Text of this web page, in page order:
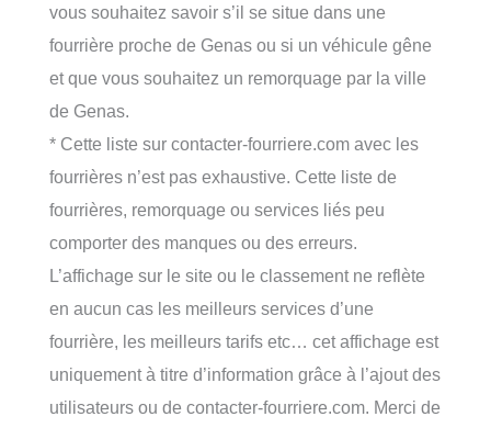
vous souhaitez savoir s’il se situe dans une
fourrière proche de Genas ou si un véhicule gêne
et que vous souhaitez un remorquage par la ville
de Genas.
* Cette liste sur contacter-fourriere.com avec les
fourrières n’est pas exhaustive. Cette liste de
fourrières, remorquage ou services liés peu
comporter des manques ou des erreurs.
L’affichage sur le site ou le classement ne reflète
en aucun cas les meilleurs services d’une
fourrière, les meilleurs tarifs etc… cet affichage est
uniquement à titre d’information grâce à l’ajout des
utilisateurs ou de contacter-fourriere.com. Merci de